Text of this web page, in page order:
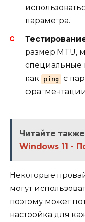
параметра.
размер MTU,
специальные
как
ping с
Читайте
Windows 11 -
Некоторые
могут
поэтому может
настройка для